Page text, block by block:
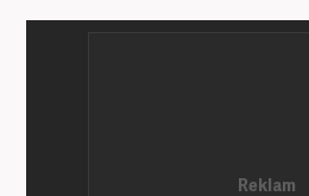
'Gündem Editörü'